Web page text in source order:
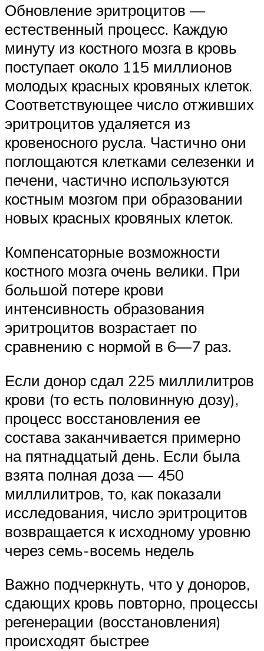
Обновление эритроцитов —
естественный процесс. Каждую
минуту из костного мозга в кровь
поступает около 115 миллионов
молодых красных кровяных клеток.
Соответствующее число отживших
эритроцитов удаляется из
кровеносного русла. Частично они
поглощаются клетками селезенки и
печени, частично используются
костным мозгом при образовании
новых красных кровяных клеток.
Компенсаторные возможности
костного мозга очень велики. При
большой потере крови
интенсивность образования
эритроцитов возрастает по
сравнению с нормой в 6—7 раз.
Если донор сдал 225 миллилитров
крови (то есть половинную дозу),
процесс восстановления ее
состава заканчивается примерно
на пятнадцатый день. Если была
взята полная доза — 450
миллилитров, то, как показали
исследования, число эритроцитов
возвращается к исходному уровню
через семь-восемь недель
Важно подчеркнуть, что у доноров,
сдающих кровь повторно, процессы
регенерации (восстановления)
происходят быстрее